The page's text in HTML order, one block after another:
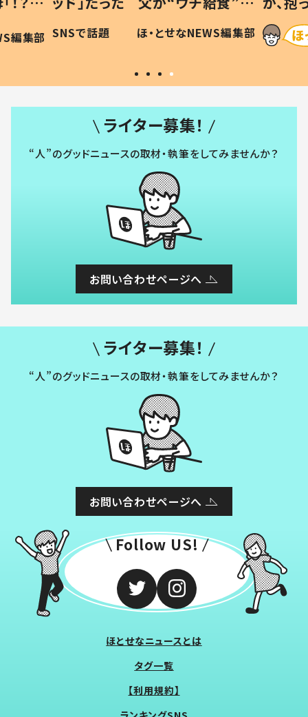
編集部
作り続ける理由とは #令和の親
#令和の子
SNSで話題 ほ・とせなNEWS編集部 「涙が
い」
ライター募集！
“人”のグッドニュースの取材・執筆をしてみませんか？
お問い合わせページへ
ライター募集！
“人”のグッドニュースの取材・執筆をしてみませんか？
お問い合わせページへ
Follow US!
ほとせなニュースとは
タグ一覧
【利用規約】